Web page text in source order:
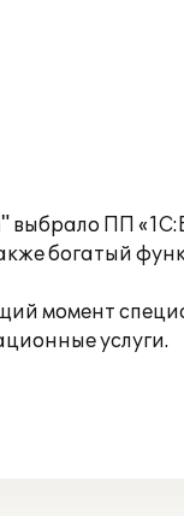
выбрало ПП
богатый
момент
услуги.